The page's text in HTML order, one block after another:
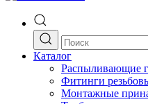
Каталог
Распыливающие
Фитинги
Монтажные